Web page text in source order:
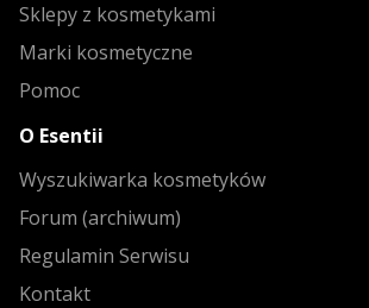
Sklepy z kosmetykami
Marki kosmetyczne
Pomoc
O Esentii
Wyszukiwarka kosmetyków
Forum (archiwum)
Regulamin Serwisu
Kontakt